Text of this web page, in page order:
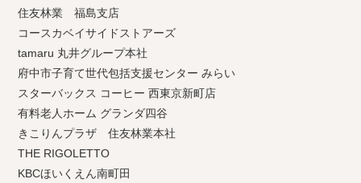
住友林業 福島支店
コースカベイサイドストアーズ
tamaru 丸井グループ本社
府中市子育て世代包括支援センター みらい
スターバックス コーヒー 西東京新町店
有料老人ホーム グランダ四谷
きこりんプラザ 住友林業本社
THE RIGOLETTO
KBCほいくえん南町田